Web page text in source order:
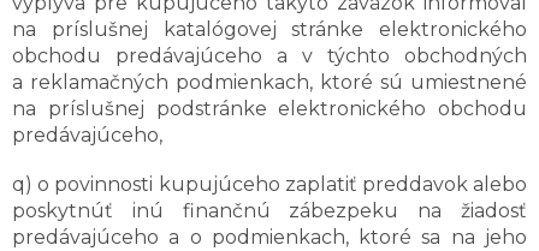
na príslušnej katalógovej stránke elektronického
obchodu predávajúceho a v týchto obchodných
a reklamačných podmienkach, ktoré sú umiestnené
na príslušnej podstránke elektronického obchodu
predávajúceho,
q) o povinnosti kupujúceho zaplatiť preddavok alebo
poskytnúť inú finančnú zábezpeku na žiadosť
predávajúceho a o podmienkach, ktoré sa na jeho